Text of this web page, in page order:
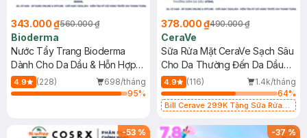
343.000 ₫560.000 ₫
Bioderma
Nước Tẩy Trang Bioderma
Dành Cho Da Dầu & Hỗn Hợp
500ml
4.9 (228)
698/tháng
95%
378.000 ₫490.000 ₫
CeraVe
Sữa Rửa Mặt CeraVe Sạch Sâu
Cho Da Thường Đến Da Dầu
473ml
4.9 (116)
1.4k/tháng
64%
Bill Cerave 299K Tặng Sữa Rửa
-53 % -37%